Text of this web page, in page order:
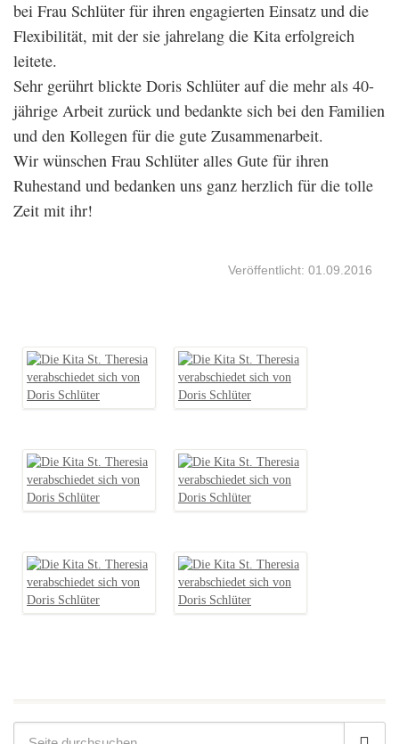
bei Frau Schlüter für ihren engagierten Einsatz und die
Flexibilität, mit der sie jahrelang die Kita erfolgreich
leitete.
Sehr gerührt blickte Doris Schlüter auf die mehr als 40-
jährige Arbeit zurück und bedankte sich bei den Familien
und den Kollegen für die gute Zusammenarbeit.
Wir wünschen Frau Schlüter alles Gute für ihren
Ruhestand und bedanken uns ganz herzlich für die tolle
Zeit mit ihr!
Veröffentlicht: 01.09.2016